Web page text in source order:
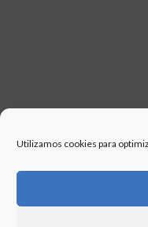
Utilizamos cookies para